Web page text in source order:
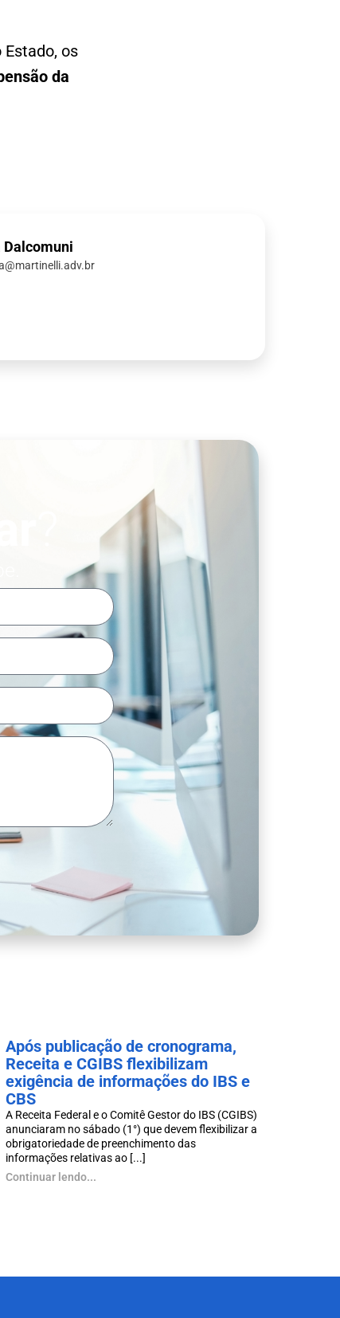
os
da
Após publicação de cronograma,
Receita e CGIBS flexibilizam
exigência de informações do IBS e
CBS
A Receita Federal e o Comitê Gestor do IBS (CGIBS)
anunciaram no sábado (1°) que devem flexibilizar a
obrigatoriedade de preenchimento das
informações relativas ao [...]
Continuar lendo...